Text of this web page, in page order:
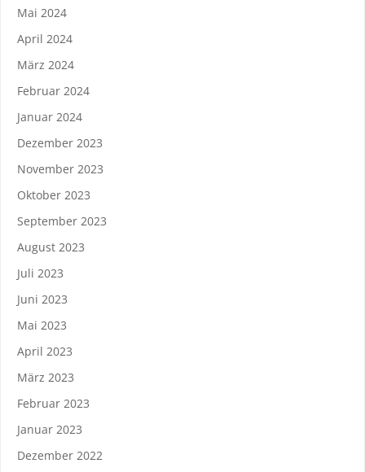
Mai 2024
April 2024
März 2024
Februar 2024
Januar 2024
Dezember 2023
November 2023
Oktober 2023
September 2023
August 2023
Juli 2023
Juni 2023
Mai 2023
April 2023
März 2023
Februar 2023
Januar 2023
Dezember 2022